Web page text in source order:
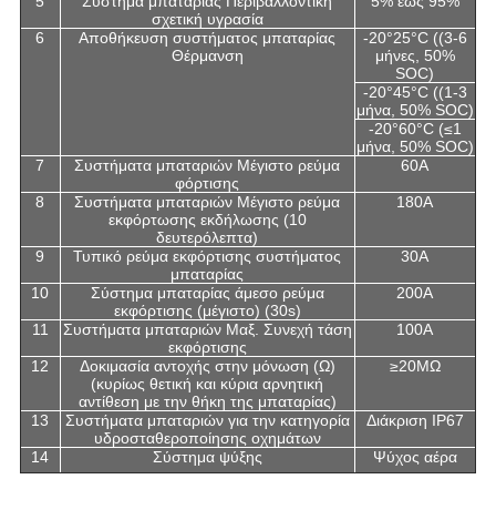
σχετική υγρασία
6
Αποθήκευση συστήματος μπαταρίας
Θέρμανση
-20°25°C ((3-6
μήνες, 50%
SOC)
-20°45°C ((1-3
μήνα, 50% SOC)
-20°60°C (≤1
μήνα, 50% SOC)
7
Συστήματα μπαταριών Μέγιστο ρεύμα
φόρτισης
60A
8
Συστήματα μπαταριών Μέγιστο ρεύμα
εκφόρτωσης εκδήλωσης (10
δευτερόλεπτα)
180A
9
Τυπικό ρεύμα εκφόρτισης συστήματος
μπαταρίας
30Α
10
Σύστημα μπαταρίας άμεσο ρεύμα
εκφόρτισης (μέγιστο) (30s)
200A
11
Συστήματα μπαταριών Μαξ. Συνεχή τάση
εκφόρτισης
100A
12
Δοκιμασία αντοχής στην μόνωση (Ω)
(κυρίως θετική και κύρια αρνητική
αντίθεση με την θήκη της μπαταρίας)
≥20MΩ
13
Συστήματα μπαταριών για την κατηγορία
υδροσταθεροποίησης οχημάτων
Διάκριση IP67
14 Σύστημα ψύξης Ψύχος αέρα